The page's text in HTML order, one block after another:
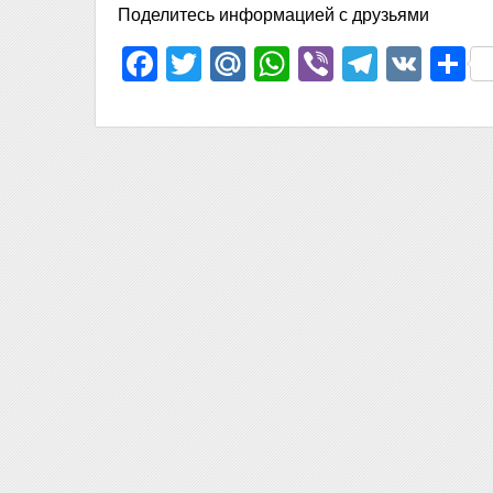
Поделитесь информацией с друзьями
Facebook
TwitterMail.Ru
WhatsApp
Viber VK